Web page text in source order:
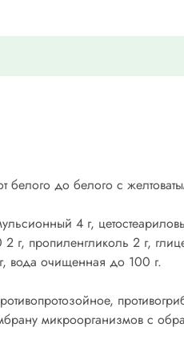
до белого с
4 г,
г, пропиленгликоль 2 г,
вода очищенная до 100 г.
микроорганизмов с